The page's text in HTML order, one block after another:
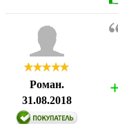
Роман.
31.08.2018